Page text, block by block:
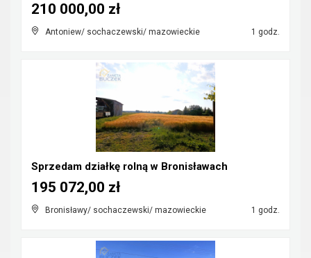
Antoniew/ sochaczewski/ mazowieckie 1 godz.
210 000,00 zł
Sprzedam działkę rolną w Bronisławach
Bronisławy/ sochaczewski/ mazowieckie 1 godz.
195 072,00 zł